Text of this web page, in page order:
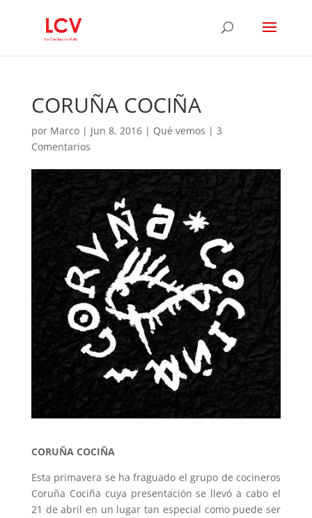
CORUÑA COCIÑA
por Marco| Jun 8, 2016| Qué vemos | 3
Comentarios
CORUÑA COCIÑA
Esta primavera se ha fraguado el grupo de cocineros
Coruña Cociña cuya presentación se llevó a cabo el
21 de abril en un lugar tan especial como puede ser